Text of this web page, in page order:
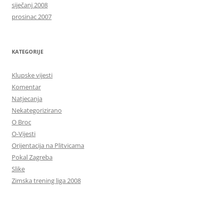
siječanj 2008
prosinac 2007
KATEGORIJE
Klupske vijesti
Komentar
Natjecanja
Nekategorizirano
O Broc
O-Vijesti
Orijentacija na Plitvicama
Pokal Zagreba
Slike
Zimska trening liga 2008